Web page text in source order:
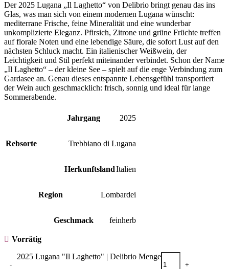
Der 2025 Lugana „Il Laghetto“ von Delibrio bringt genau das ins
Glas, was man sich von einem modernen Lugana wünscht:
mediterrane Frische, feine Mineralität und eine wunderbar
unkomplizierte Eleganz. Pfirsich, Zitrone und grüne Früchte treffen
auf florale Noten und eine lebendige Säure, die sofort Lust auf den
nächsten Schluck macht. Ein italienischer Weißwein, der
Leichtigkeit und Stil perfekt miteinander verbindet. Schon der Name
„Il Laghetto“ – der kleine See – spielt auf die enge Verbindung zum
Gardasee an. Genau dieses entspannte Lebensgefühl transportiert
der Wein auch geschmacklich: frisch, sonnig und ideal für lange
Sommerabende.
Jahrgang 2025
Rebsorte Trebbiano di Lugana
HerkunftslandItalien
Region Lombardei
Geschmack feinherb
Vorrätig
-
2025 Lugana "Il Laghetto" | Delibrio Menge
+